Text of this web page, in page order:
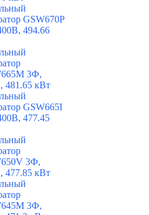
GSW670P
494.66
3Ф,
481.65 кВт
GSW665I
477.45
3Ф,
477.85 кВт
3Ф,